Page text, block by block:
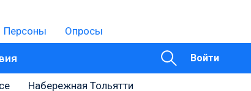
Персоны Опросы
Войти
Набережная Тольятти